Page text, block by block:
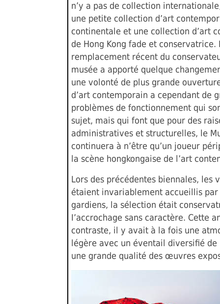
n’y a pas de collection
une petite collection d’art
continentale et une collection d’art
de Hong Kong fade et conservatrice.
remplacement récent du
musée a apporté quelque
une volonté de plus grande
d’art contemporain a cependant de
problèmes de fonctionnement qui
sujet, mais qui font que pour des
administratives et structurelles, le
continuera à n’être qu’un joueur
la scène hongkongaise de l’art
Lors des précédentes biennales, les
étaient invariablement accueillis par
gardiens, la sélection était
I’accrochage sans caractère. Cette
contraste, il y avait à la fois une
légère avec un éventail diversifié de
une grande qualité des œuvres